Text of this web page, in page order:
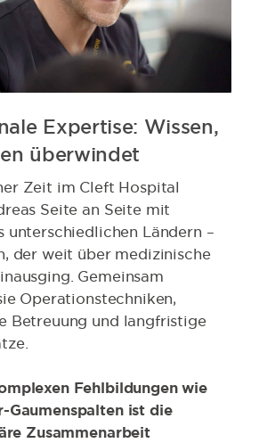
Expertise: Wissen,
überwindet
Zeit im Cleft Hospital
Seite an Seite mit
unterschiedlichen Ländern –
der weit über medizinische
Gemeinsam
Operationstechniken,
Betreuung und langfristige
Fehlbildungen wie
Gaumenspalten ist die
Zusammenarbeit